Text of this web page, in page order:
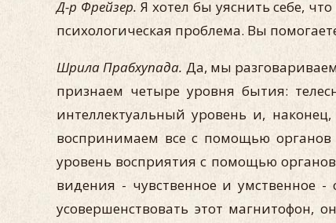
Д-р Фрейзер. Я хотел бы уяснить себе,
психологическая проблема. Вы
Шрила Прабхупада. Да, мы
признаем четыре уровня бытия:
интеллектуальный уровень и,
воспринимаем все с помощью
уровень восприятия с помощью
видения - чувственное и умственное -
усовершенствовать этот магнитофон,